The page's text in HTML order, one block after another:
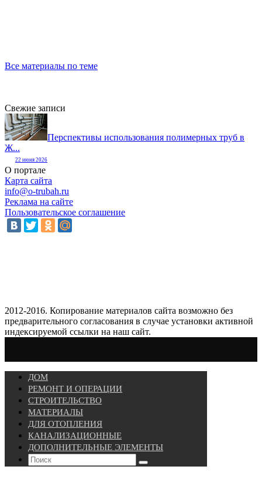
Все материалы по теме
Свежие записи
Перспективы использования полимерных труб в
Ж...
22 июня 2026
О портале
Карта сайта
info@o-trubah.ru
Реклама на сайте
Пользовательское соглашение
2012-2016. Копирование материалов сайта возможно без
предварительного согласования в случае установки активной
индексируемой ссылки на наш сайт.
ДОМ
РЕМОНТ И ОПЕРАЦИИ
СТРОИТЕЛЬСТВО
МАТЕРИАЛЫ
ДЛЯ ОТОПЛЕНИЯ
КАНАЛИЗАЦИОННЫЕ
ДОПОЛНИТЕЛЬНЫЕ ЭЛЕМЕНТЫ